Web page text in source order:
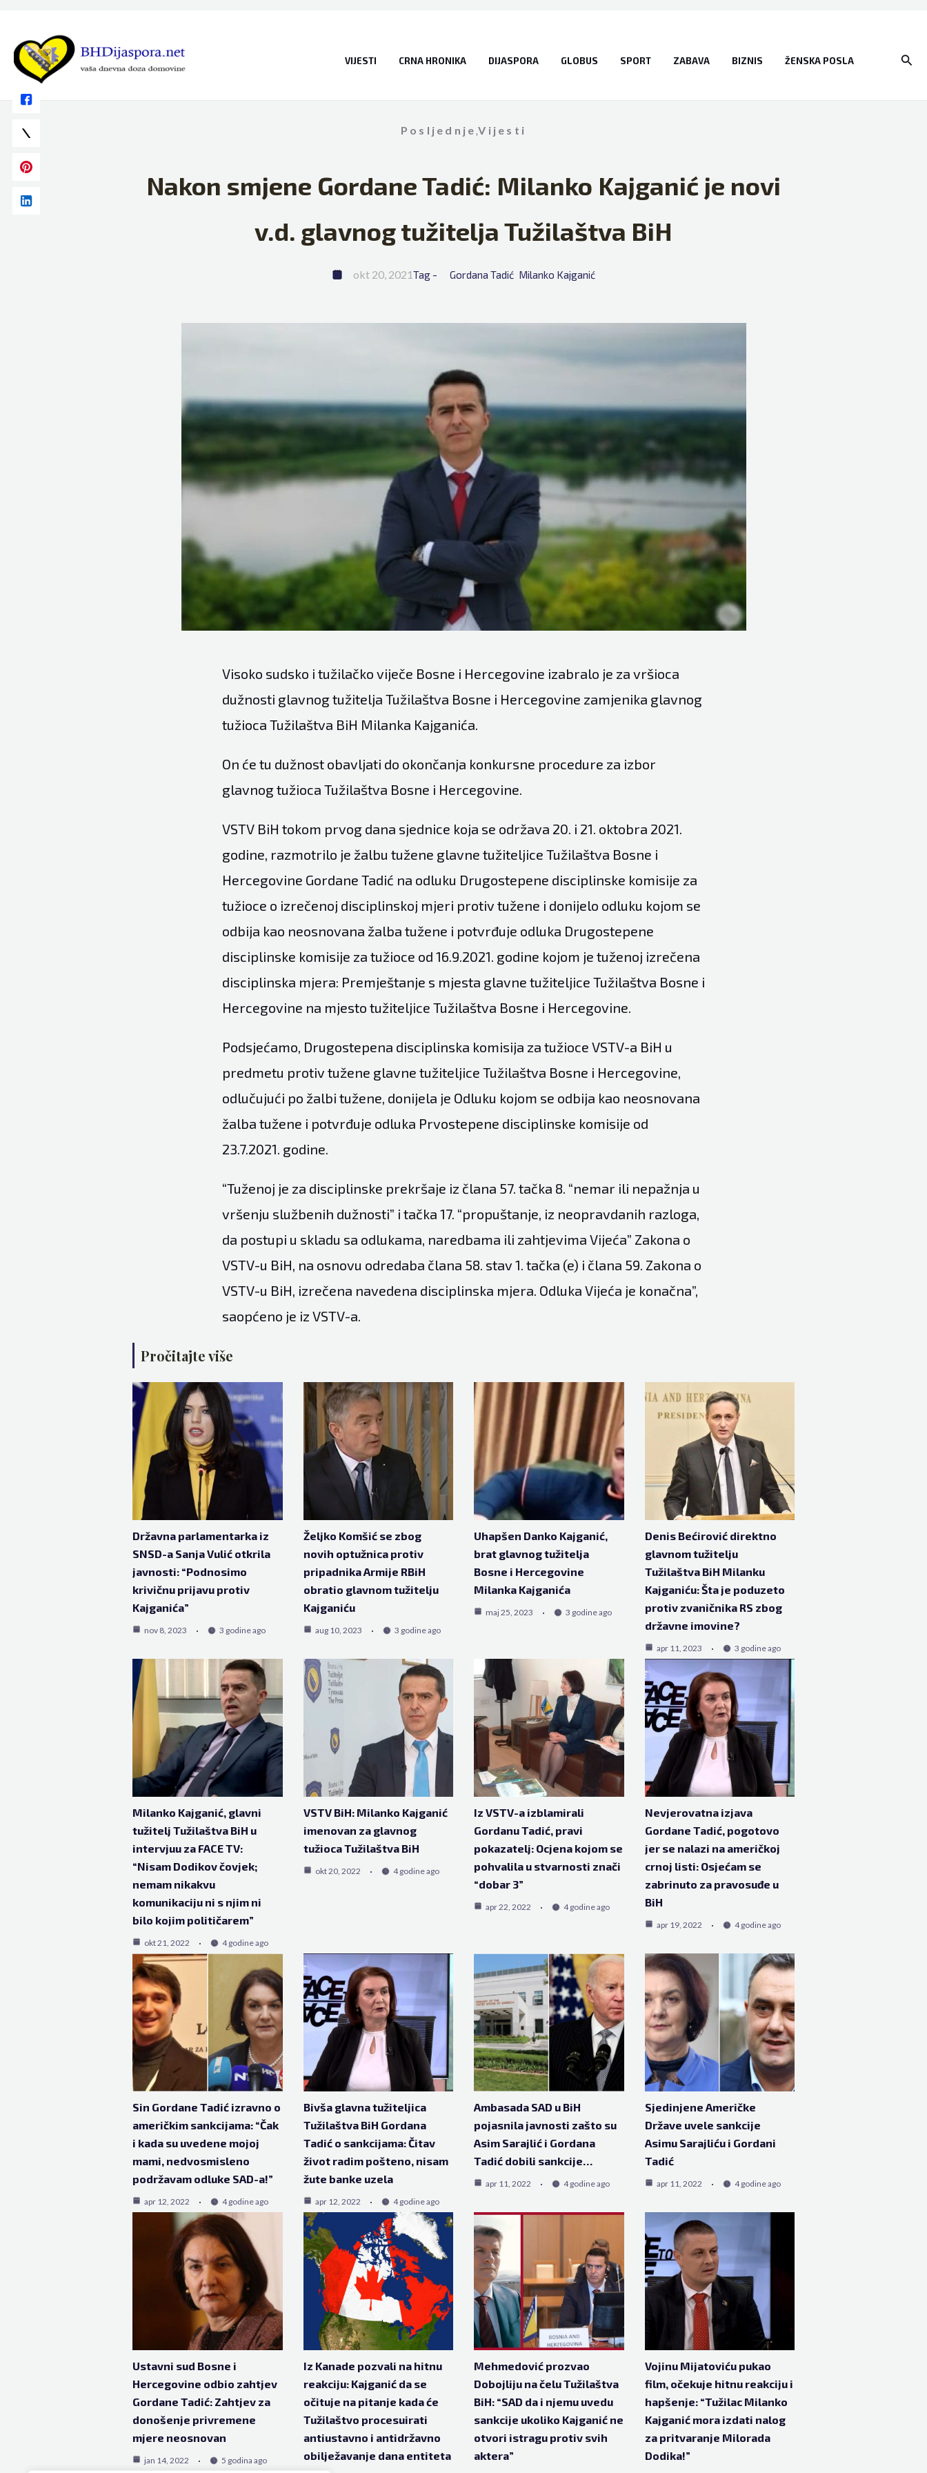
content
VIJESTI CRNA HRONIKA DIJASPORA GLOBUS SPORT ZABAVA BIZNIS ŽENSKA POSLA
Posljednje,Vijesti
Nakon smjene Gordane Tadić: Milanko Kajganić je novi
v.d. glavnog tužitelja Tužilaštva BiH
okt 20, 2021Tag - Gordana Tadić Milanko Kajganić
Visoko sudsko i tužilačko viječe Bosne i Hercegovine izabralo je za vršioca
dužnosti glavnog tužitelja Tužilaštva Bosne i Hercegovine zamjenika glavnog
tužioca Tužilaštva BiH Milanka Kajganića.
On će tu dužnost obavljati do okončanja konkursne procedure za izbor
glavnog tužioca Tužilaštva Bosne i Hercegovine.
VSTV BiH tokom prvog dana sjednice koja se održava 20. i 21. oktobra 2021.
godine, razmotrilo je žalbu tužene glavne tužiteljice Tužilaštva Bosne i
Hercegovine Gordane Tadić na odluku Drugostepene disciplinske komisije za
tužioce o izrečenoj disciplinskoj mjeri protiv tužene i donijelo odluku kojom se
odbija kao neosnovana žalba tužene i potvrđuje odluka Drugostepene
disciplinske komisije za tužioce od 16.9.2021. godine kojom je tuženoj izrečena
disciplinska mjera: Premještanje s mjesta glavne tužiteljice Tužilaštva Bosne i
Hercegovine na mjesto tužiteljice Tužilaštva Bosne i Hercegovine.
Podsjećamo, Drugostepena disciplinska komisija za tužioce VSTV-a BiH u
predmetu protiv tužene glavne tužiteljice Tužilaštva Bosne i Hercegovine,
odlučujući po žalbi tužene, donijela je Odluku kojom se odbija kao neosnovana
žalba tužene i potvrđuje odluka Prvostepene disciplinske komisije od
23.7.2021. godine.
“Tuženoj je za disciplinske prekršaje iz člana 57. tačka 8. “nemar ili nepažnja u
vršenju službenih dužnosti” i tačka 17. “propuštanje, iz neopravdanih razloga,
da postupi u skladu sa odlukama, naredbama ili zahtjevima Vijeća” Zakona o
VSTV-u BiH, na osnovu odredaba člana 58. stav 1. tačka (e) i člana 59. Zakona o
VSTV-u BiH, izrečena navedena disciplinska mjera. Odluka Vijeća je konačna”,
saopćeno je iz VSTV-a.
Pročitajte više
Državna parlamentarka iz
SNSD-a Sanja Vulić otkrila
javnosti: “Podnosimo
krivičnu prijavu protiv
Kajganića”
nov 8, 2023 3 godine ago
Željko Komšić se zbog
novih optužnica protiv
pripadnika Armije RBiH
obratio glavnom tužitelju
Kajganiću
aug 10, 2023 3 godine ago
Uhapšen Danko Kajganić,
brat glavnog tužitelja
Bosne i Hercegovine
Milanka Kajganića
maj 25, 2023 3 godine ago
Denis Bećirović direktno
glavnom tužitelju
Tužilaštva BiH Milanku
Kajganiću: Šta je poduzeto
protiv zvaničnika RS zbog
državne imovine?
apr 11, 2023 3 godine ago
Milanko Kajganić, glavni
tužitelj Tužilaštva BiH u
intervjuu za FACE TV:
“Nisam Dodikov čovjek;
nemam nikakvu
komunikaciju ni s njim ni
bilo kojim političarem”
okt 21, 2022 4 godine ago
VSTV BiH: Milanko Kajganić
imenovan za glavnog
tužioca Tužilaštva BiH
okt 20, 2022 4 godine ago
Iz VSTV-a izblamirali
Gordanu Tadić, pravi
pokazatelj: Ocjena kojom se
pohvalila u stvarnosti znači
“dobar 3”
apr 22, 2022 4 godine ago
Nevjerovatna izjava
Gordane Tadić, pogotovo
jer se nalazi na američkoj
crnoj listi: Osjećam se
zabrinuto za pravosuđe u
BiH
apr 19, 2022 4 godine ago
Sin Gordane Tadić izravno o
američkim sankcijama: “Čak
i kada su uvedene mojoj
mami, nedvosmisleno
podržavam odluke SAD-a!”
apr 12, 2022 4 godine ago
Bivša glavna tužiteljica
Tužilaštva BiH Gordana
Tadić o sankcijama: Čitav
život radim pošteno, nisam
žute banke uzela
apr 12, 2022 4 godine ago
Ambasada SAD u BiH
pojasnila javnosti zašto su
Asim Sarajlić i Gordana
Tadić dobili sankcije…
apr 11, 2022 4 godine ago
Sjedinjene Američke
Države uvele sankcije
Asimu Sarajliću i Gordani
Tadić
apr 11, 2022 4 godine ago
Ustavni sud Bosne i
Hercegovine odbio zahtjev
Gordane Tadić: Zahtjev za
donošenje privremene
mjere neosnovan
jan 14, 2022 5 godina ago
Iz Kanade pozvali na hitnu
reakciju: Kajganić da se
očituje na pitanje kada će
Tužilaštvo procesuirati
antiustavno i antidržavno
obilježavanje dana entiteta
Mehmedović prozvao
Dobojliju na čelu Tužilaštva
BiH: “SAD da i njemu uvedu
sankcije ukoliko Kajganić ne
otvori istragu protiv svih
aktera”
Vojinu Mijatoviću pukao
film, očekuje hitnu reakciju i
hapšenje: “Tužilac Milanko
Kajganić mora izdati nalog
za pritvaranje Milorada
Dodika!”